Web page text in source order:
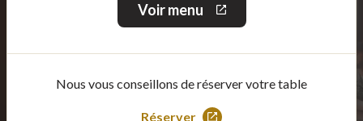
Voir menu
Ce
lien
dans
nouvelle
fenêtre
Nous vous conseillons de réserver votre table
Réserver